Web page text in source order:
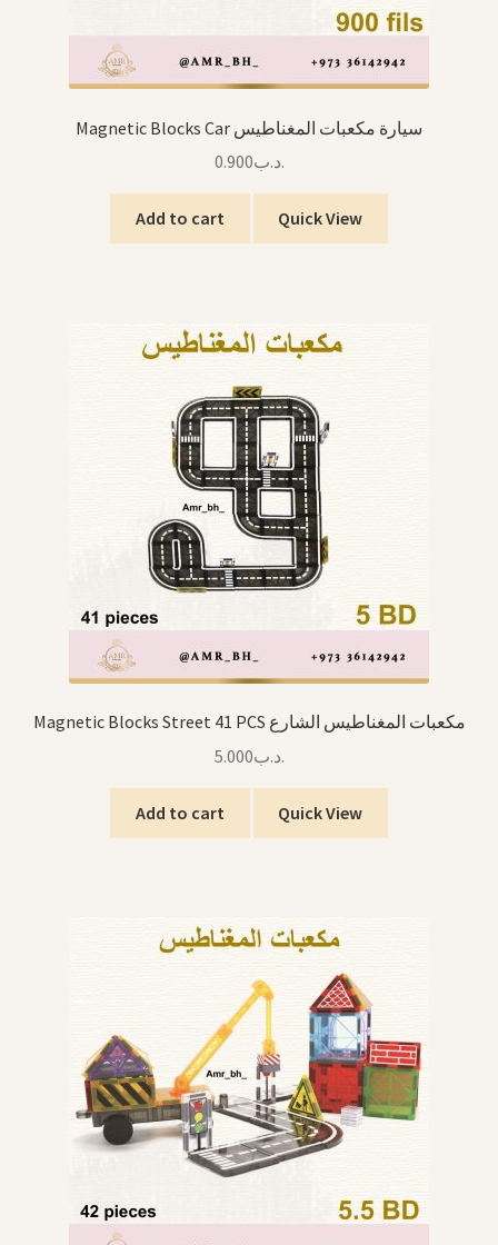
Magnetic Blocks Car سيارة مكعبات المغناطيس
.د.ب0.900
Add to cart Quick View
Magnetic Blocks Street 41 PCS مكعبات المغناطيس الشارع
.د.ب5.000
Add to cart Quick View